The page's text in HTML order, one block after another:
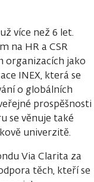
více než 6 let.
na HR a CSR
organizacích jako
INEX, která se
o globálních
prospěšnosti
se věnuje také
univerzitě.
Via Clarita za
těch, kteří se